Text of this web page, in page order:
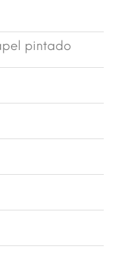
pintado